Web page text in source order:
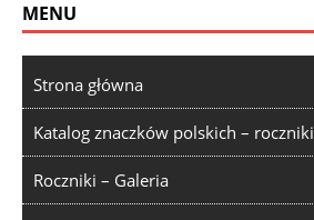
MENU
Strona główna
Katalog znaczków polskich – roczniki
Roczniki – Galeria